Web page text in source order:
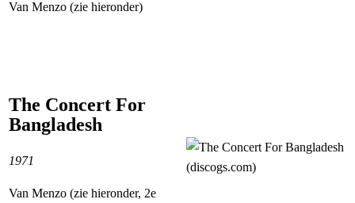
Van Menzo (zie hieronder)
The Concert For
Bangladesh
1971
Van Menzo (zie hieronder, 2e